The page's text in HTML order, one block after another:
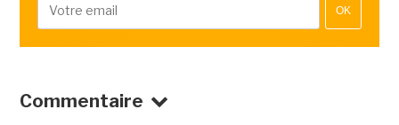
OK
Commentaire